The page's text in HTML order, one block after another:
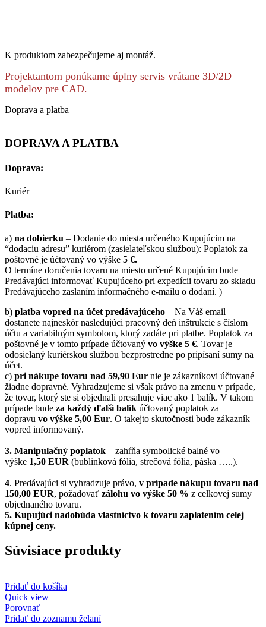
K produktom zabezpečujeme aj montáž.
Projektantom ponúkame úplny servis vrátane 3D/2D
modelov pre CAD.
Doprava a platba
DOPRAVA A PLATBA
Doprava:
Kuriér
Platba:
a) na dobierku – Dodanie do miesta určeného Kupujúcim na
“dodaciu adresu” kuriérom (zasielateľskou službou): Poplatok za
poštovné je účtovaný vo výške 5 €.
O termíne doručenia tovaru na miesto určené Kupujúcim bude
Predávajúci informovať Kupujúceho pri expedícii tovaru zo skladu
Predávajúceho zaslaním informačného e-mailu o dodaní. )
b) platba vopred na účet predávajúceho – Na Váš email
dostanete najneskôr nasledujúci pracovný deň inštrukcie s číslom
účtu a variabilným symbolom, ktorý zadáte pri platbe. Poplatok za
poštovné je v tomto prípade účtovaný vo výške 5 €. Tovar je
odosielaný kuriérskou službou bezprostredne po pripísaní sumy na
účet.
c) pri nákupe tovaru nad 59,90 Eur nie je zákazníkovi účtované
žiadne dopravné. Vyhradzujeme si však právo na zmenu v prípade,
že tovar, ktorý ste si objednali presahuje viac ako 1 balík. V takom
prípade bude za každý ďalší balík účtovaný poplatok za
dopravu vo výške 5,00 Eur. O takejto skutočnosti bude zákazník
vopred informovaný.
3. Manipulačný poplatok – zahŕňa symbolické balné vo
výške 1,50 EUR (bublinková fólia, strečová fólia, páska …..).
4. Predávajúci si vyhradzuje právo, v prípade nákupu tovaru nad
150,00 EUR, požadovať zálohu vo výške 50 % z celkovej sumy
objednaného tovaru.
5. Kupujúci nadobúda vlastníctvo k tovaru zaplatením celej
kúpnej ceny.
Súvisiace produkty
Pridať do košíka
Quick view
Porovnať
Pridať do zoznamu želaní